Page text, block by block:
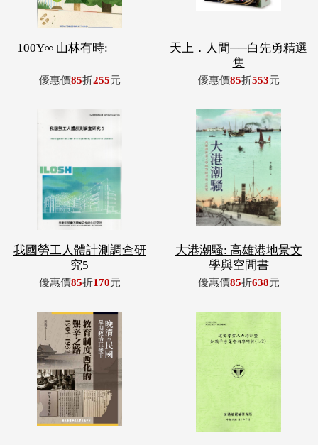
100Y∞ 山林有時: _____
優惠價85折255元
天上．人間──白先勇精選
集
優惠價85折553元
我國勞工人體計測調查研
究5
優惠價85折170元
大港潮騷: 高雄港地景文
學與空間書
優惠價85折638元